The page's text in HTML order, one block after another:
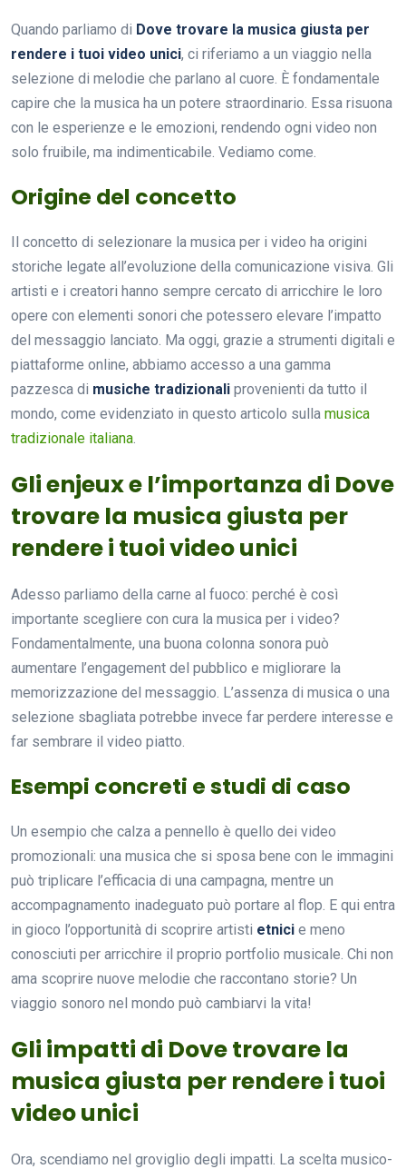
Quando parliamo di Dove trovare la musica giusta per
rendere i tuoi video unici, ci riferiamo a un viaggio nella
selezione di melodie che parlano al cuore. È fondamentale
capire che la musica ha un potere straordinario. Essa risuona
con le esperienze e le emozioni, rendendo ogni video non
solo fruibile, ma indimenticabile. Vediamo come.
Origine del concetto
Il concetto di selezionare la musica per i video ha origini
storiche legate all’evoluzione della comunicazione visiva. Gli
artisti e i creatori hanno sempre cercato di arricchire le loro
opere con elementi sonori che potessero elevare l’impatto
del messaggio lanciato. Ma oggi, grazie a strumenti digitali e
piattaforme online, abbiamo accesso a una gamma
pazzesca di musiche tradizionali provenienti da tutto il
mondo, come evidenziato in questo articolo sulla musica
tradizionale italiana.
Gli enjeux e l’importanza di Dove
trovare la musica giusta per
rendere i tuoi video unici
Adesso parliamo della carne al fuoco: perché è così
importante scegliere con cura la musica per i video?
Fondamentalmente, una buona colonna sonora può
aumentare l’engagement del pubblico e migliorare la
memorizzazione del messaggio. L’assenza di musica o una
selezione sbagliata potrebbe invece far perdere interesse e
far sembrare il video piatto.
Esempi concreti e studi di caso
Un esempio che calza a pennello è quello dei video
promozionali: una musica che si sposa bene con le immagini
può triplicare l’efficacia di una campagna, mentre un
accompagnamento inadeguato può portare al flop. E qui entra
in gioco l’opportunità di scoprire artisti etnici e meno
conosciuti per arricchire il proprio portfolio musicale. Chi non
ama scoprire nuove melodie che raccontano storie? Un
viaggio sonoro nel mondo può cambiarvi la vita!
Gli impatti di Dove trovare la
musica giusta per rendere i tuoi
video unici
Ora, scendiamo nel groviglio degli impatti. La scelta musico-